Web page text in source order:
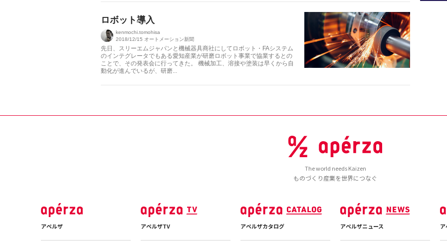
ロボット導入
kenmochi.tomohisa
2018/12/15 オートメーション新聞
先日、スリーエムジャパンと機械器具商社にしてロボット・FAシステム
のインテグレータでもある愛知産業が研磨ロボット事業で協業するとの
ことで、その発表会に行ってきた。 機械加工、溶接や塗装は早くから自
動化が進んでいるが、研磨...
The world needs Kaizen
ものづくり産業を世界につなぐ
アペルザ アペルザTV アペルザカタログ アペルザニュース